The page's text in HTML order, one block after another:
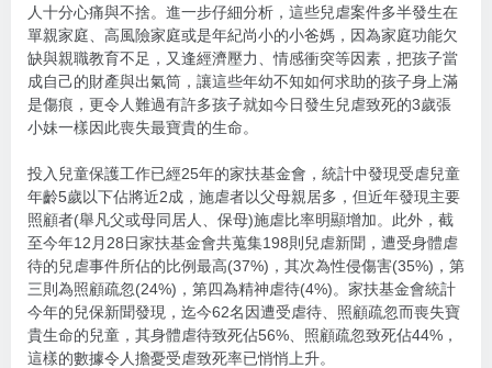
人十分心痛與不捨。進一步仔細分析，這些兒虐案件多半發生在
單親家庭、高風險家庭或是年紀尚小的小爸媽，因為家庭功能欠
缺與親職教育不足，又逢經濟壓力、情感衝突等因素，把孩子當
成自己的財產與出氣筒，讓這些年幼不知如何求助的孩子身上滿
是傷痕，更令人難過有許多孩子就如今日發生兒虐致死的3歲張
小妹一樣因此喪失最寶貴的生命。
投入兒童保護工作已經25年的家扶基金會，統計中發現受虐兒童
年齡5歲以下佔將近2成，施虐者以父母親居多，但近年發現主要
照顧者(舉凡父或母同居人、保母)施虐比率明顯增加。此外，截
至今年12月28日家扶基金會共蒐集198則兒虐新聞，遭受身體虐
待的兒虐事件所佔的比例最高(37%)，其次為性侵傷害(35%)，第
三則為照顧疏忽(24%)，第四為精神虐待(4%)。家扶基金會統計
今年的兒保新聞發現，迄今62名因遭受虐待、照顧疏忽而喪失寶
貴生命的兒童，其身體虐待致死佔56%、照顧疏忽致死佔44%，
這樣的數據令人擔憂受虐致死率已悄悄上升。